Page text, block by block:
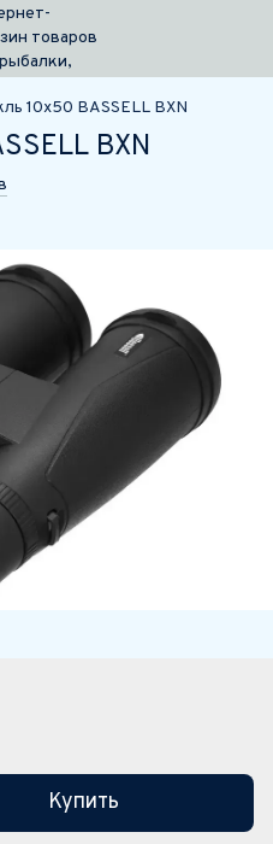
10x50 BASSELL BXN
BXN
Купить